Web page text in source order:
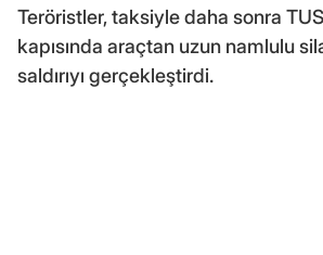
Teröristler, taksiyle daha sonra
kapısında araçtan uzun namlulu
saldırıyı gerçekleştirdi.